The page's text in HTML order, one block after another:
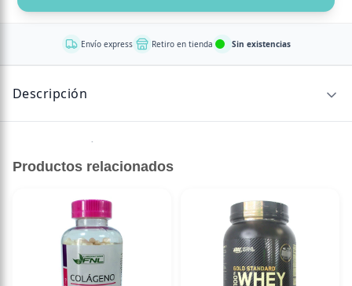
Envío express Retiro en tienda Sin existencias
Descripción
Sin descripción disponible.
Productos relacionados